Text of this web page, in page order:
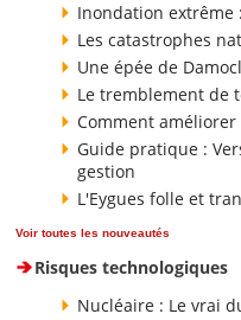
Inondation extrême
Les catastrophes
Une épée de
Le tremblement de
Comment
Guide pratique :
gestion
L'Eygues folle et
Voir toutes les nouveautés
Risques technologiques
Nucléaire : Le vrai